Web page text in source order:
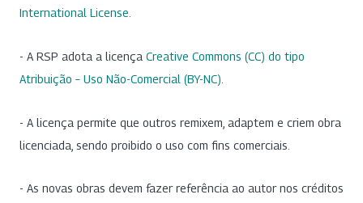
International License.
- A RSP adota a licença Creative Commons (CC) do tipo
Atribuição – Uso Não-Comercial (BY-NC)
- A licença permite que outros remixem, adaptem e criem obra
licenciada, sendo proibido o uso com fins comerciais.
- As novas obras devem fazer referência ao autor nos créditos